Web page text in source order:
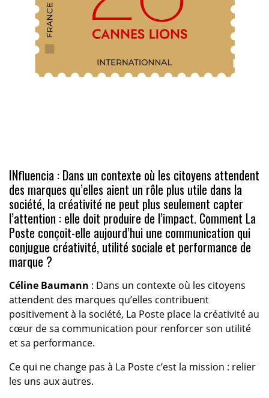
INfluencia : Dans un contexte où les citoyens attendent
des marques qu’elles aient un rôle plus utile dans la
société, la créativité ne peut plus seulement capter
l’attention : elle doit produire de l’impact. Comment La
Poste conçoit-elle aujourd’hui une communication qui
conjugue créativité, utilité sociale et performance de
marque ?
Céline Baumann : Dans un contexte où les citoyens
attendent des marques qu’elles contribuent
positivement à la société, La Poste place la créativité au
cœur de sa communication pour renforcer son utilité
et sa performance.
Ce qui ne change pas à La Poste c’est la mission : relier
les uns aux autres.